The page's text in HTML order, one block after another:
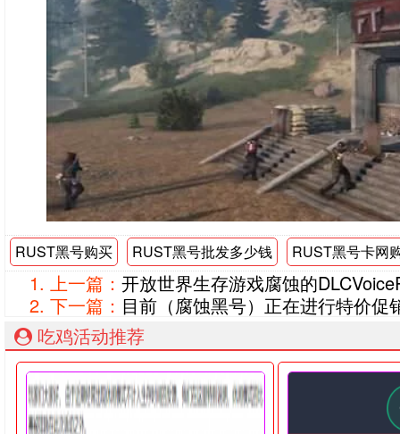
RUST黑号购买 RUST黑号批发多少钱 RUST黑号卡网
上一篇： 开放世界生存游戏腐蚀的
下一篇： 目前（腐蚀黑号）正在进行特价
吃鸡活动推荐